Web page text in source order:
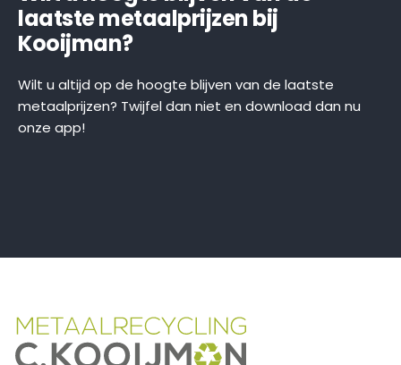
laatste metaalprijzen bij
Kooijman?
Wilt u altijd op de hoogte blijven van de laatste
metaalprijzen? Twijfel dan niet en download dan nu
onze app!